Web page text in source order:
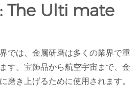
The Ulti mate
では、金属研磨は多くの業界で重
す。宝飾品から航空宇宙まで、金
磨き上げるために使用されます。